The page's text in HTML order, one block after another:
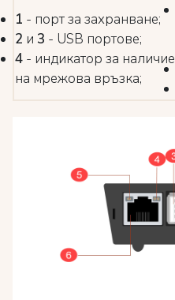
1 - порт за захранване;
2 и 3 - USB портове;
4 - индикатор за наличие
на мрежова връзка;